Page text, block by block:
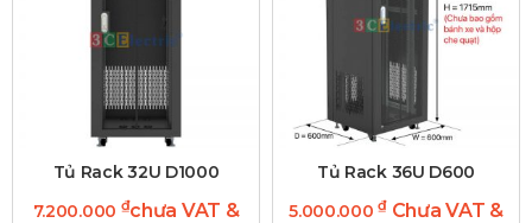
Tủ Rack 32U D1000
7.200.000 ₫chưa VAT &
Tủ Rack 36U D600
5.000.000₫ Chưa VAT &